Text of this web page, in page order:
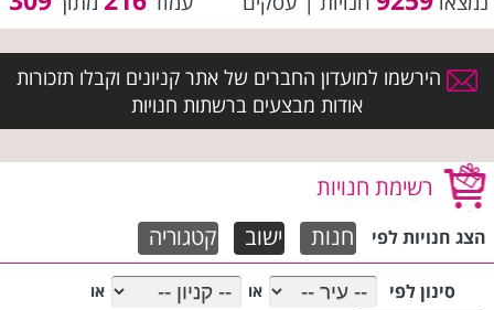
הירשמו למועדון החברים של אתר קניונים וקבלו תזכורות
אודות מבצעים ברשתות חנויות
רשימת חנויות
הצג חנויות לפי חנות ישוב קטגוריה
סינון לפי או או